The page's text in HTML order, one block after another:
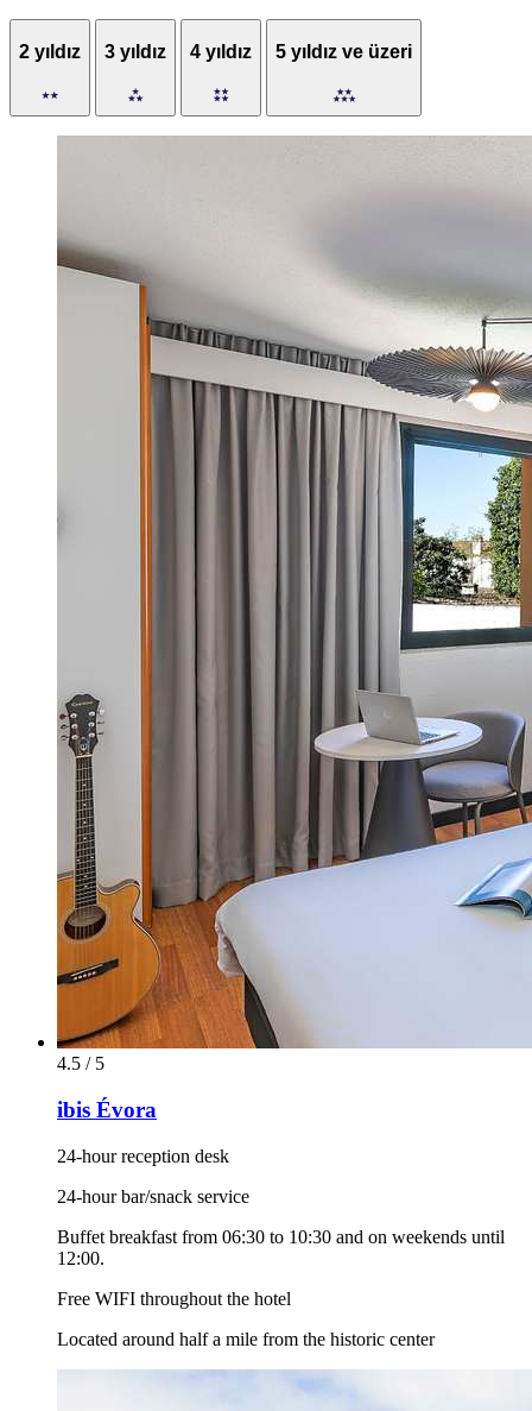
2 yıldız 3 yıldız 4 yıldız 5 yıldız ve üzeri
4.5 / 5
ibis Évora
24-hour reception desk
24-hour bar/snack service
Buffet breakfast from 06:30 to 10:30 and on weekends until
12:00.
Free WIFI throughout the hotel
Located around half a mile from the historic center